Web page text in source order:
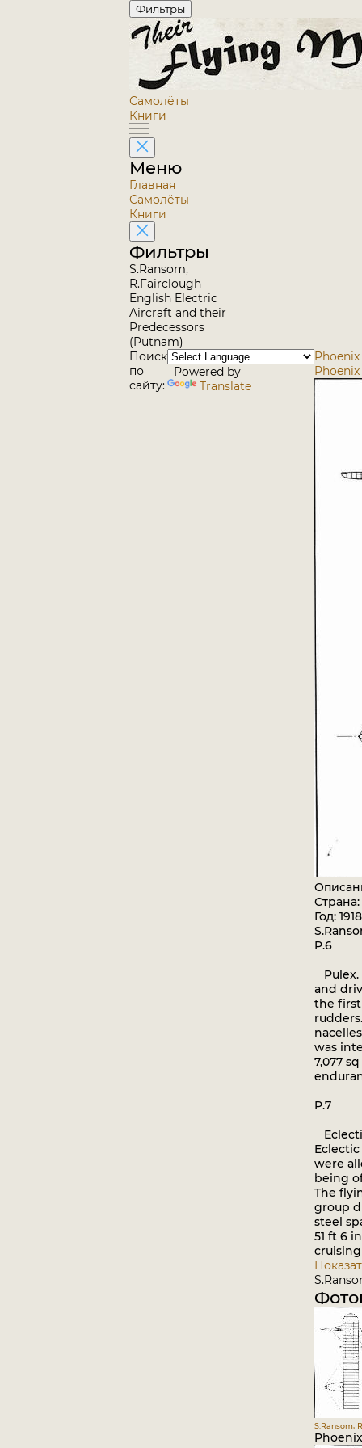
Фильтры
Самолёты
Книги
Меню
Главная
Самолёты
Книги
Фильтры
S.Ransom,
R.Fairclough
English Electric
Aircraft and their
Predecessors
(Putnam)
Поиск
по
сайту:
Powered by
Translate
Phoenix
Год: 1918
P.6
Pulex.
and
the
was
7,077
P.7
were
being
The
group
steel
51 ft 6
cruising
S.Ransom,